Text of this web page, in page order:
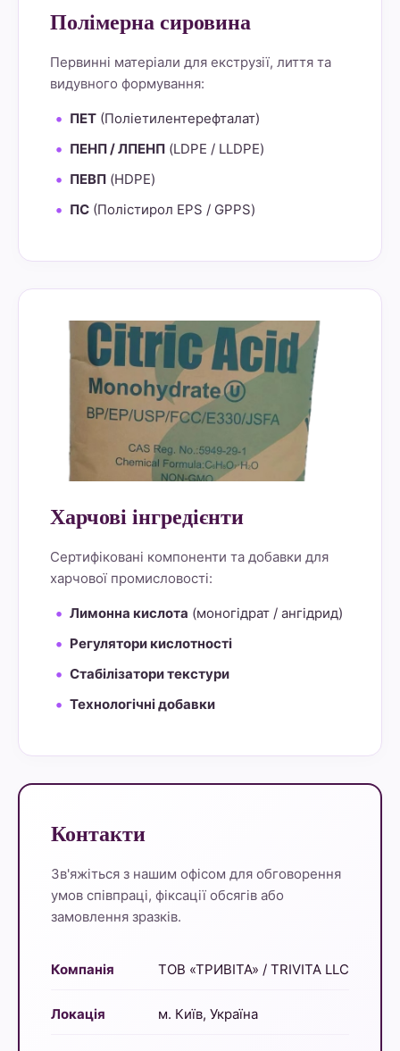
Полімерна сировина
Первинні матеріали для екструзії, лиття та
видувного формування:
ПЕТ (Поліетилентерефталат)
ПЕНП / ЛПЕНП (LDPE / LLDPE)
ПЕВП (HDPE)
ПС (Полістирол EPS / GPPS)
Харчові інгредієнти
Сертифіковані компоненти та добавки для
харчової промисловості:
Лимонна кислота (моногідрат / ангідрид)
Регулятори кислотності
Стабілізатори текстури
Технологічні добавки
Контакти
Зв'яжіться з нашим офісом для обговорення
умов співпраці, фіксації обсягів або
замовлення зразків.
Компанія ТОВ «ТРИВІТА» / TRIVITA LLC
Локація м. Київ, Україна